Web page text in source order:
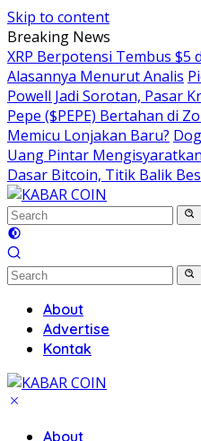
Skip to content
Breaking News
XRP Berpotensi Tembus $5
Alasannya Menurut Analis
Powell Jadi Sorotan, Pasar
Pepe ($PEPE) Bertahan di
Memicu Lonjakan Baru?
Uang Pintar
Dasar Bitcoin, Titik Balik
About
Advertise
Kontak
About